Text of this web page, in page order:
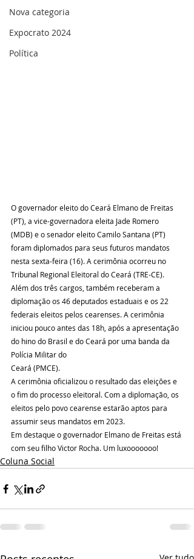
Nova categoria
Expocrato 2024
Política
O governador eleito do Ceará Elmano de Freitas
(PT), a vice-governadora eleita Jade Romero
(MDB) e o senador eleito Camilo Santana (PT)
foram diplomados para seus futuros mandatos
nesta sexta-feira (16). A cerimônia ocorreu no
Tribunal Regional Eleitoral do Ceará (TRE-CE).
Além dos três cargos, também receberam a
diplomação os 46 deputados estaduais e os 22
federais eleitos pelos cearenses. A cerimônia
iniciou pouco antes das 18h, após a apresentação
do hino do Brasil e do Ceará por uma banda da
Polícia Militar do
Ceará (PMCE).
A cerimônia oficializou o resultado das eleições e
o fim do processo eleitoral. Com a diplomação, os
eleitos pelo povo cearense estarão aptos para
assumir seus mandatos em 2023.
Em destaque o governador Elmano de Freitas está
com seu filho Victor Rocha. Um luxooooooo!
Coluna Social